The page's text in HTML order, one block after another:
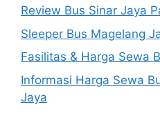
Review Bus Sinar Jaya
Sleeper Bus Magelang
Fasilitas & Harga Sewa
Informasi Harga Sewa
Jaya